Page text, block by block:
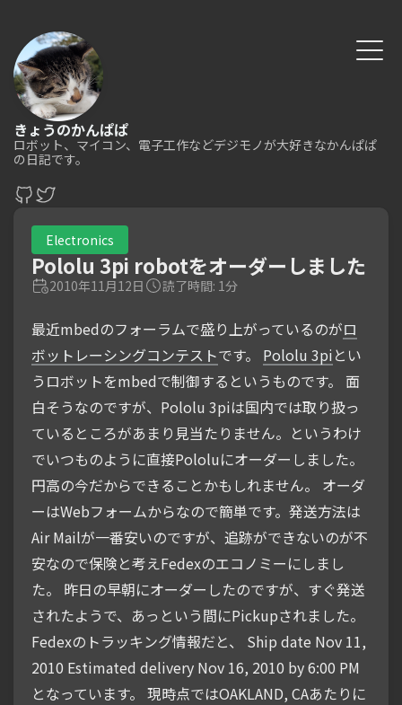
きょうのかんぱぱ
ロボット、マイコン、電子工作などデジモノが大好きなかんぱぱ
の日記です。
Electronics
Pololu 3pi robotをオーダーしました
2010年11月12日 読了時間: 1分
最近mbedのフォーラムで盛り上がっているのがロ
ボットレーシングコンテストです。 Pololu 3piとい
うロボットをmbedで制御するというものです。 面
白そうなのですが、Pololu 3piは国内では取り扱っ
ているところがあまり見当たりません。というわけ
でいつものように直接Pololuにオーダーしました。
円高の今だからできることかもしれません。 オーダ
ーはWebフォームからなので簡単です。発送方法は
Air Mailが一番安いのですが、追跡ができないのが不
安なので保険と考えFedexのエコノミーにしまし
た。 昨日の早朝にオーダーしたのですが、すぐ発送
されたようで、あっという間にPickupされました。
Fedexのトラッキング情報だと、 Ship date Nov 11,
2010 Estimated delivery Nov 16, 2010 by 6:00 PM
となっています。 現時点ではOAKLAND, CAあたりに